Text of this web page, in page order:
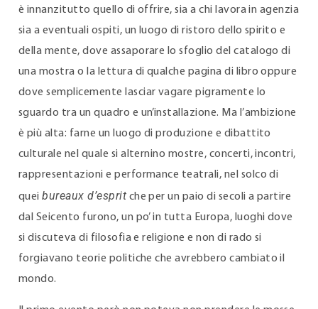
è innanzitutto quello di offrire, sia a chi lavora in agenzia
sia a eventuali ospiti, un luogo di ristoro dello spirito e
della mente, dove assaporare lo sfoglio del catalogo di
una mostra o la lettura di qualche pagina di libro oppure
dove semplicemente lasciar vagare pigramente lo
sguardo tra un quadro e un’installazione. Ma l’ambizione
è più alta: farne un luogo di produzione e dibattito
culturale nel quale si alternino mostre, concerti, incontri,
rappresentazioni e performance teatrali, nel solco di
queibureaux d’esprit che per un paio di secoli a partire
dal Seicento furono, un po’ in tutta Europa, luoghi dove
si discuteva di filosofia e religione e non di rado si
forgiavano teorie politiche che avrebbero cambiato il
mondo.